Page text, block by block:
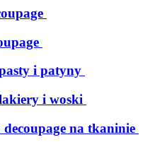
i patyny
i woski
na tkaninie